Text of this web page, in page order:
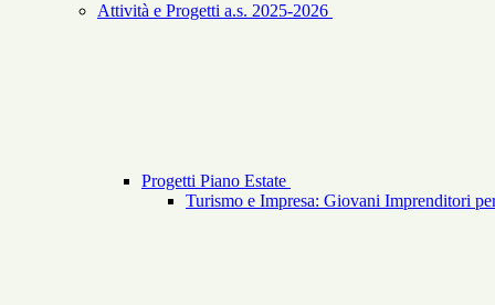
Attività e Progetti a.s. 2025-2026
Progetti Piano Estate
Turismo e Impresa: Giovani Imprenditori